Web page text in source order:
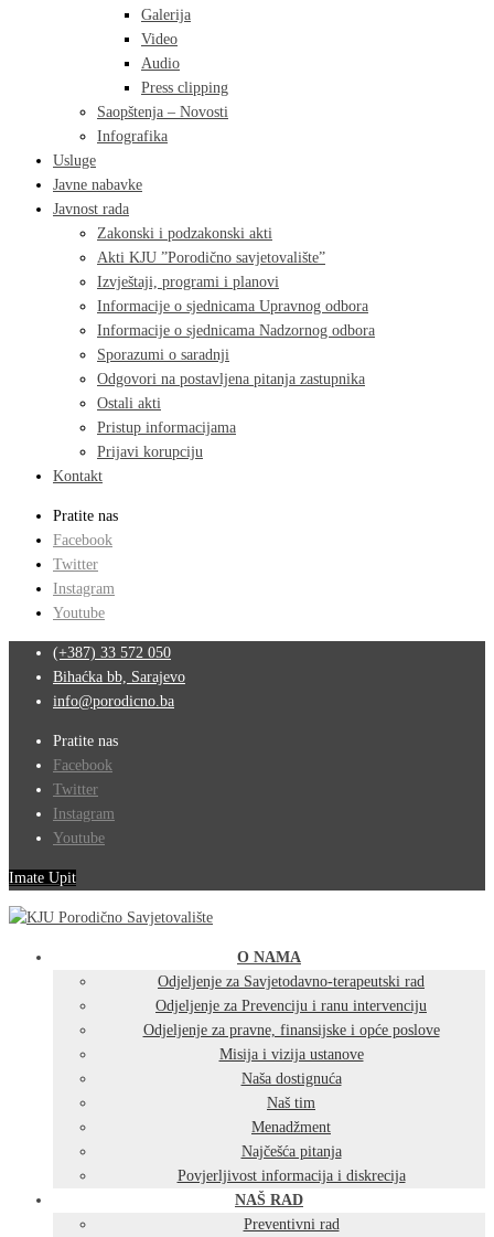
Galerija
Video
Audio
Press clipping
Saopštenja – Novosti
Infografika
Usluge
Javne nabavke
Javnost rada
Zakonski i podzakonski akti
Akti KJU ”Porodično savjetovalište”
Izvještaji, programi i planovi
Informacije o sjednicama Upravnog odbora
Informacije o sjednicama Nadzornog odbora
Sporazumi o saradnji
Odgovori na postavljena pitanja zastupnika
Ostali akti
Pristup informacijama
Prijavi korupciju
Kontakt
Pratite nas
Facebook
Twitter
Instagram
Youtube
(+387) 33 572 050
Bihaćka bb, Sarajevo
info@porodicno.ba
Pratite nas
Facebook
Twitter
Instagram
Youtube
Imate Upit
O NAMA
Odjeljenje za Savjetodavno-terapeutski rad
Odjeljenje za Prevenciju i ranu intervenciju
Odjeljenje za pravne, finansijske i opće poslove
Misija i vizija ustanove
Naša dostignuća
Naš tim
Menadžment
Najčešća pitanja
Povjerljivost informacija i diskrecija
NAŠ RAD
Preventivni rad